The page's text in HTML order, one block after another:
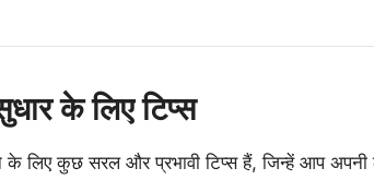
के लिए टिप्स
लिए कुछ सरल और प्रभावी टिप्स हैं, जिन्हें आप